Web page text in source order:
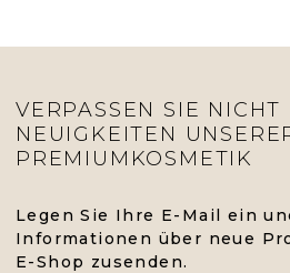
VERPASSEN SIE NICHT
NEUIGKEITEN
PREMIUMKOSMETIK
Legen Sie Ihre E-Mail ein
Informationen über neue
E-Shop zusenden.